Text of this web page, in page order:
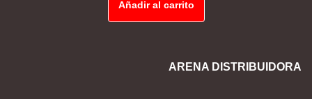
Añadir al carrito
ARENA DISTRIBUIDORA